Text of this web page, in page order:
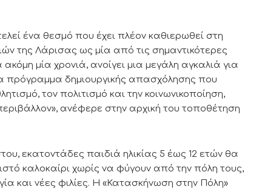
ένα θεσμό που έχει πλέον καθιερωθεί στη
της Λάρισας ως μία από τις σημαντικότερες
μία χρονιά, ανοίγει μια μεγάλη αγκαλιά για
δημιουργικής απασχόλησης που
τον πολιτισμό και την κοινωνικοποίηση,
ανέφερε στην αρχική του τοποθέτηση
εκατοντάδες παιδιά ηλικίας 5 έως 12 ετών θα
καλοκαίρι χωρίς να φύγουν από την πόλη τους,
και νέες φιλίες. Η «Κατασκήνωση στην Πόλη»